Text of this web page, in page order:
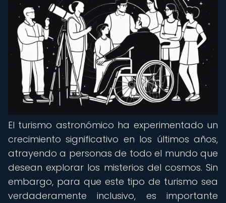
El turismo astronómico ha experimentado un
crecimiento significativo en los últimos años,
atrayendo a personas de todo el mundo que
desean explorar los misterios del cosmos. Sin
embargo, para que este tipo de turismo sea
verdaderamente inclusivo, es importante